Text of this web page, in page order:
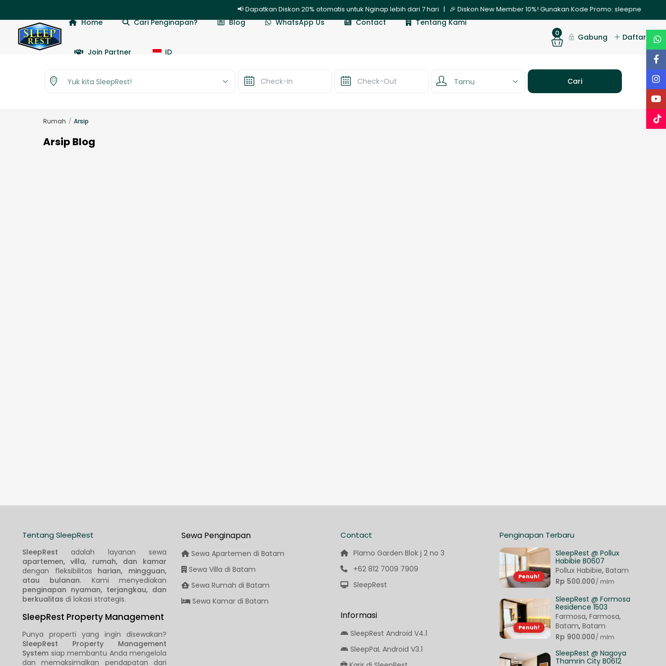
📢 Dapatkan Diskon 20% otomatis untuk Nginap lebih dari 7 hari | 🎉 Diskon New Member 10%! Gunakan Kode Promo: sleepnew |
Home Cari Penginapan? Blog WhatsApp Us Contact Tentang Kami
Join Partner ID
0 Gabung Daftar
Yuk kita SleepRest! Tamu
Rumah Arsip
Arsip Blog
Tentang SleepRest
SleepRest adalah layanan sewa
apartemen, villa, rumah, dan kamar
dengan fleksibilitas harian, mingguan,
atau bulanan. Kami menyediakan
penginapan nyaman, terjangkau, dan
berkualitas di lokasi strategis.
SleepRest Property Management
Punya properti yang ingin disewakan?
SleepRest Property Management
System siap membantu Anda mengelola
dan memaksimalkan pendapatan dari
Sewa Penginapan
Sewa Apartemen di Batam
Sewa Villa di Batam
Sewa Rumah di Batam
Sewa Kamar di Batam
Contact
Plamo Garden Blok j 2 no 3
+62 812 7009 7909
SleepRest
Informasi
SleepRest Android V4.1
SleepPaL Android V3.1
Penginapan Terbaru
Penuh!
SleepRest @ Pollux
Habibie B0607
Pollux Habibie,Batam
Rp 500.000/ mlm
Penuh!
SleepRest @ Formosa
Residence 1503
Farmosa,Farmosa,
Batam,Batam
Rp 900.000/ mlm
SleepRest @ Nagoya
Thamrin City B0612